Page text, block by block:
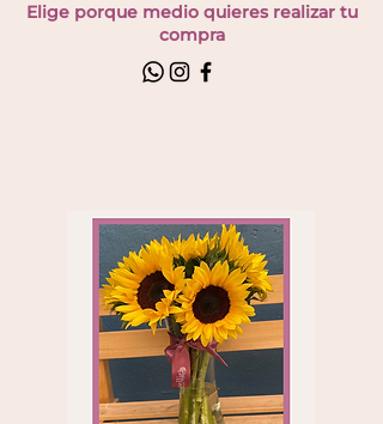
Elige porque medio quieres realizar tu
compra